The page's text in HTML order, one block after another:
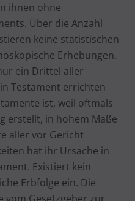
ihnen ohne
Über die Anzahl
keine statistischen
Erhebungen.
ein Drittel aller
Testament errichten
ist, weil oftmals
erstellt, in hohem Maße
aller vor Gericht
hat ihr Ursache in
Existiert kein
Erbfolge ein. Die